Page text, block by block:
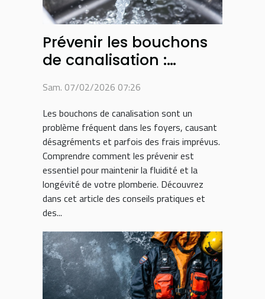
Prévenir les bouchons
de canalisation :
Sam. 07/02/2026 07:26
Les bouchons de canalisation sont un
problème fréquent dans les foyers, causant
désagréments et parfois des frais imprévus.
Comprendre comment les prévenir est
essentiel pour maintenir la fluidité et la
longévité de votre plomberie. Découvrez
dans cet article des conseils pratiques et
des...